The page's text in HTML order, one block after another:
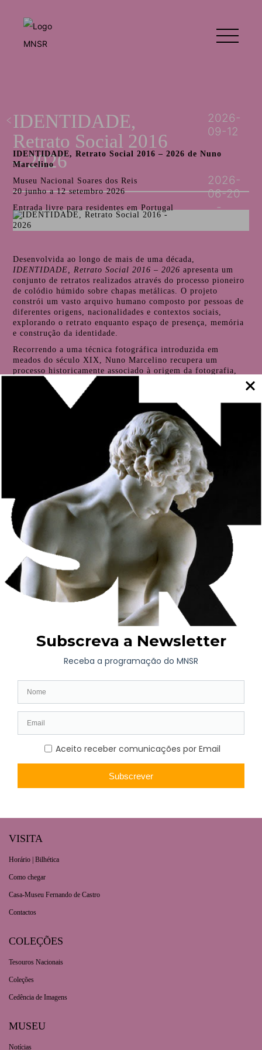
IDENTIDADE,
Retrato Social 2016
– 2026
2026-
09-12
2026-
06-20
IDENTIDADE, Retrato Social 2016 – 2026 de Nuno
Marcelino
Museu Nacional Soares dos Reis
20 junho a 12 setembro 2026
Entrada livre para residentes em Portugal
Desenvolvida ao longo de mais de uma década,
IDENTIDADE, Retrato Social 2016 – 2026 apresenta um
conjunto de retratos realizados através do processo pioneiro
de colódio húmido sobre chapas metálicas. O projeto
constrói um vasto arquivo humano composto por pessoas de
diferentes origens, nacionalidades e contextos sociais,
explorando o retrato enquanto espaço de presença, memória
e construção da identidade.
Recorrendo a uma técnica fotográfica introduzida em
meados do século XIX, Nuno Marcelino recupera um
processo historicamente associado à origem da fotografia,
aproximando a materialidade e a lentidão do processo à
diversidade contemporânea dos sujeitos retratados. Cada
imagem resulta de um encontro singular, onde o tempo de
exposição, a imobilidade e a consciência do ato fotográfico
permanecem inscritos na superfície da imagem.
Em diálogo com a coleção do Museu Nacional Soares dos
Reis, a exposição estabelece relações entre diferentes formas
de representação da figura humana, cruzando retrato
histórico e contemporâneo. Organizados numa extensa
composição visual, os retratos coexistem sem hierarquias,
formando um corpo coletivo onde diferentes tempos, olhares
e presenças se encontram.
Comissariada por Rui Pinheiro, a exposiçãoIDENTIDADE,
Retrato Social 2016 – 2026de Nuno Marcelino ficará
patente até 12 setembro de 2026, contando com o apoio
institucional do Círculo Dr. José de Figueiredo – Amigos do
MNSR.
AGENDA
VISITA
Horário | Bilhética
Como chegar
Casa-Museu Fernando de Castro
Contactos
COLEÇÕES
Tesouros Nacionais
Coleções
Cedência de Imagens
MUSEU
Notícias